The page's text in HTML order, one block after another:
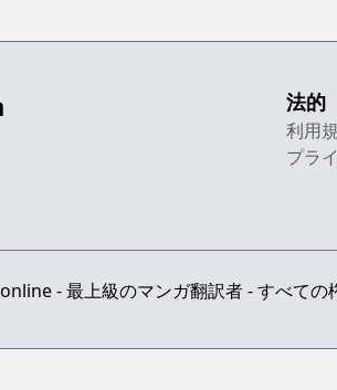
法的
利用
プラ
- 最上級のマンガ翻訳者 - すべての